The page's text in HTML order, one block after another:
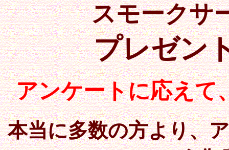
スモークサ
プレゼン
アンケートに応えて
本当に多数の方より、